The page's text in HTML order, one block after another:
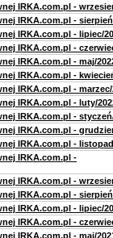
IRKA.com.pl -
IRKA.com.pl -
IRKA.com.pl - lipiec/
IRKA.com.pl -
IRKA.com.pl - maj/
IRKA.com.pl -
IRKA.com.pl - marzec/
IRKA.com.pl - luty/
IRKA.com.pl -
IRKA.com.pl -
IRKA.com.pl -
IRKA.com.pl -
IRKA.com.pl -
IRKA.com.pl -
IRKA.com.pl - lipiec/
IRKA.com.pl -
IRKA.com.pl - maj/